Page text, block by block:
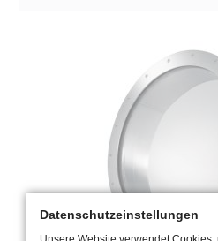
Datenschutzeinstellungen